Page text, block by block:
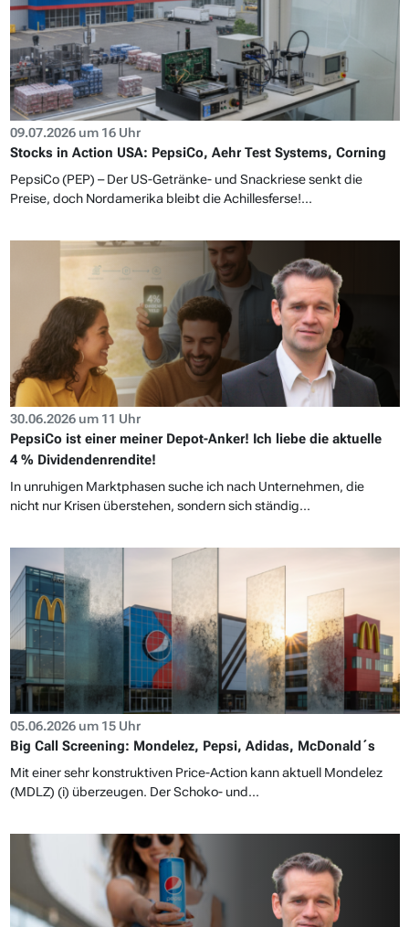
09.07.2026 um 16 Uhr
Stocks in Action USA: PepsiCo, Aehr Test Systems, Corning
PepsiCo (PEP) – Der US-Getränke- und Snackriese senkt die
Preise, doch Nordamerika bleibt die Achillesferse!...
30.06.2026 um 11 Uhr
PepsiCo ist einer meiner Depot-Anker! Ich liebe die aktuelle
4 % Dividendenrendite!
In unruhigen Marktphasen suche ich nach Unternehmen, die
nicht nur Krisen überstehen, sondern sich ständig...
05.06.2026 um 15 Uhr
Big Call Screening: Mondelez, Pepsi, Adidas, McDonald´s
Mit einer sehr konstruktiven Price-Action kann aktuell Mondelez
(MDLZ) (i) überzeugen. Der Schoko- und...